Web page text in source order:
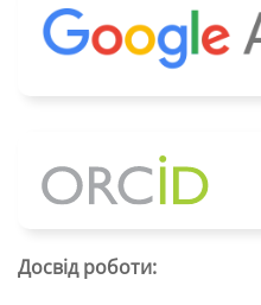
Досвід роботи: